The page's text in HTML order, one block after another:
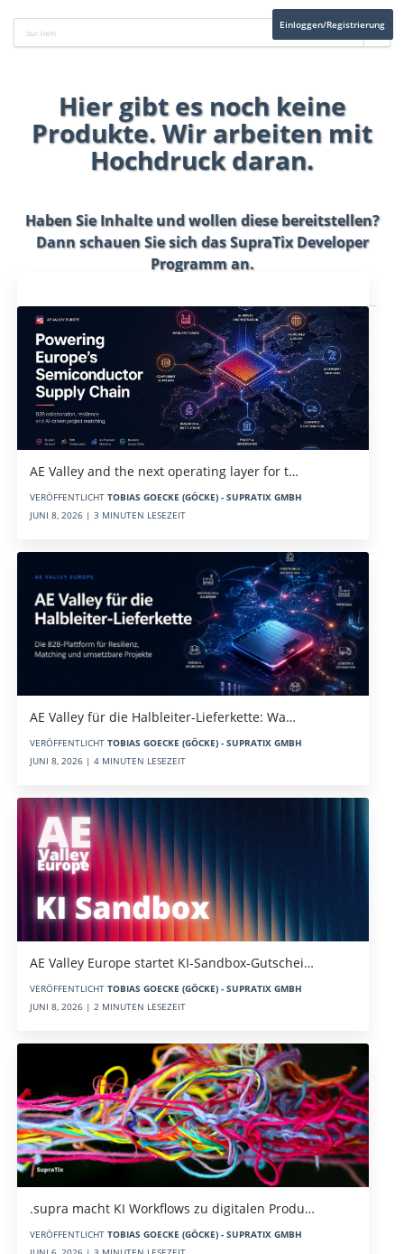
Einloggen/Registrierung
Hier gibt es noch keine
Produkte. Wir arbeiten mit
Hochdruck daran.
Haben Sie Inhalte und wollen diese bereitstellen?
Dann schauen Sie sich dasSupraTix Developer
Programman.
AE Valley and the next operating layer for t…
VERÖFFENTLICHT TOBIAS GOECKE (GÖCKE) - SUPRATIX GMBH
JUNI 8, 2026 | 3 MINUTEN LESEZEIT
AE Valley für die Halbleiter-Lieferkette: Wa…
VERÖFFENTLICHT TOBIAS GOECKE (GÖCKE) - SUPRATIX GMBH
JUNI 8, 2026 | 4 MINUTEN LESEZEIT
AE Valley Europe startet KI-Sandbox-Gutschei…
VERÖFFENTLICHT TOBIAS GOECKE (GÖCKE) - SUPRATIX GMBH
JUNI 8, 2026 | 2 MINUTEN LESEZEIT
.supra macht KI Workflows zu digitalen Produ…
VERÖFFENTLICHT TOBIAS GOECKE (GÖCKE) - SUPRATIX GMBH